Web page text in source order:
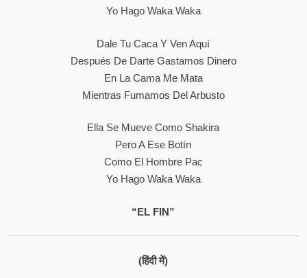
Yo Hago Waka Waka
Dale Tu Caca Y Ven Aquí
Después De Darte Gastamos Dinero
En La Cama Me Mata
Mientras Fumamos Del Arbusto
Ella Se Mueve Como Shakira
Pero A Ese Botín
Como El Hombre Pac
Yo Hago Waka Waka
“EL FIN”
(हिंदी में)